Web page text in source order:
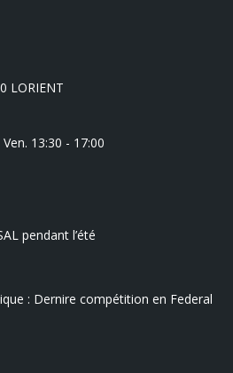
LORIENT
13:30 - 17:00
pendant l’été
: Dernire compétition en Federal